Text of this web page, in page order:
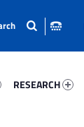
RESEARCH